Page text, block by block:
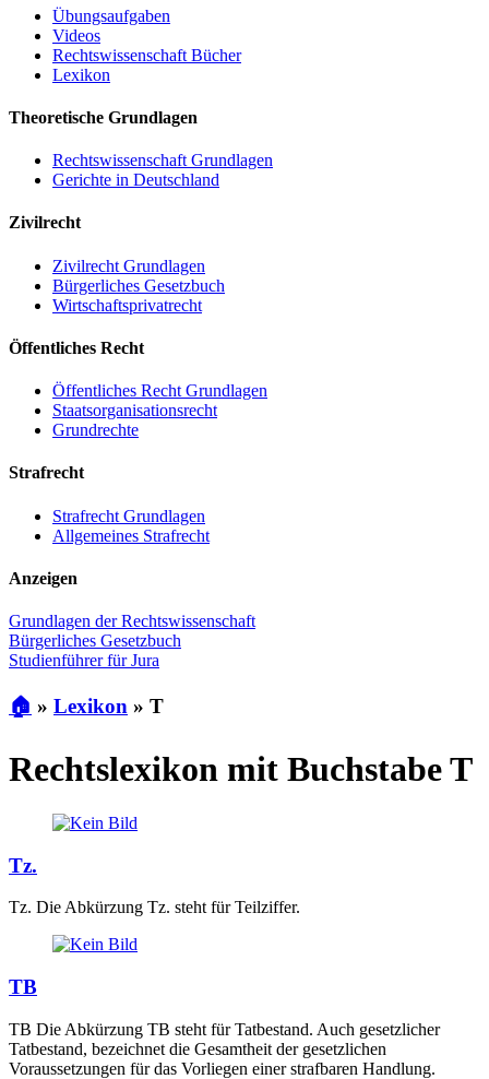
Übungsaufgaben
Videos
Rechtswissenschaft Bücher
Lexikon
Theoretische Grundlagen
Rechtswissenschaft Grundlagen
Gerichte in Deutschland
Zivilrecht
Zivilrecht Grundlagen
Bürgerliches Gesetzbuch
Wirtschaftsprivatrecht
Öffentliches Recht
Öffentliches Recht Grundlagen
Staatsorganisationsrecht
Grundrechte
Strafrecht
Strafrecht Grundlagen
Allgemeines Strafrecht
Anzeigen
Grundlagen der Rechtswissenschaft
Bürgerliches Gesetzbuch
Studienführer für Jura
🏠 » Lexikon » T
Rechtslexikon mit Buchstabe T
Tz.
Tz. Die Abkürzung Tz. steht für Teilziffer.
TB
TB Die Abkürzung TB steht für Tatbestand. Auch gesetzlicher
Tatbestand, bezeichnet die Gesamtheit der gesetzlichen
Voraussetzungen für das Vorliegen einer strafbaren Handlung.